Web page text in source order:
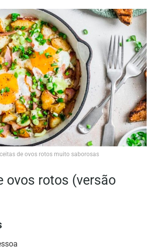
de ovos rotos muito saborosas
ovos rotos (versão